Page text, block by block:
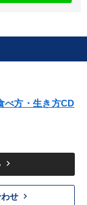
べ方・生き方CD
keyboard_arrow_right
せ keyboard_arrow_right